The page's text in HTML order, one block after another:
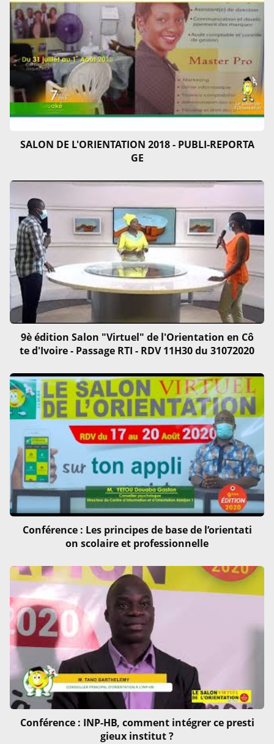
SALON DE L'ORIENTATION 2018 - PUBLI-REPORTA
GE
9è édition Salon "Virtuel" de l'Orientation en Cô
te d'Ivoire - Passage RTI - RDV 11H30 du 31072020
Conférence : Les principes de base de l’orientati
on scolaire et professionnelle
Conférence : INP-HB, comment intégrer ce presti
gieux institut ?